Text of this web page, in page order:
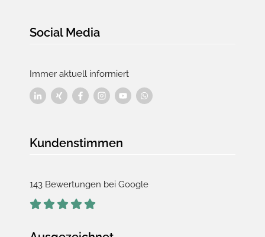
Social Media
Immer aktuell informiert
Kundenstimmen
143 Bewertungen bei Google